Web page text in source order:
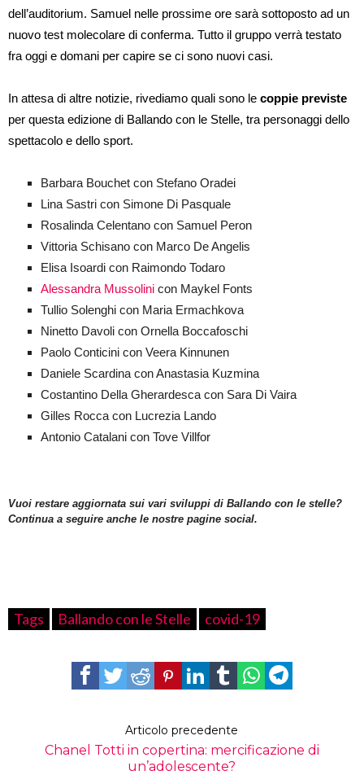
dell’auditorium. Samuel nelle prossime ore sarà sottoposto ad un
nuovo test molecolare di conferma. Tutto il gruppo verrà testato
fra oggi e domani per capire se ci sono nuovi casi.
In attesa di altre notizie, rivediamo quali sono le coppie previste
per questa edizione di Ballando con le Stelle, tra personaggi dello
spettacolo e dello sport.
Barbara Bouchet con Stefano Oradei
Lina Sastri con Simone Di Pasquale
Rosalinda Celentano con Samuel Peron
Vittoria Schisano con Marco De Angelis
Elisa Isoardi con Raimondo Todaro
Alessandra Mussolini con Maykel Fonts
Tullio Solenghi con Maria Ermachkova
Ninetto Davoli con Ornella Boccafoschi
Paolo Conticini con Veera Kinnunen
Daniele Scardina con Anastasia Kuzmina
Costantino Della Gherardesca con Sara Di Vaira
Gilles Rocca con Lucrezia Lando
Antonio Catalani con Tove Villfor
Vuoi restare aggiornata sui vari sviluppi di Ballando con le stelle?
Continua a seguire anche le nostre pagine social.
Tags Ballando con le Stelle covid-19
Articolo precedente
Chanel Totti in copertina: mercificazione di
un’adolescente?